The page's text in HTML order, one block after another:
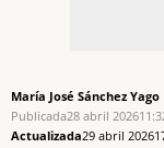
María José Sánchez Yago
Publicada28 abril 2026
Actualizada29 abril 2026